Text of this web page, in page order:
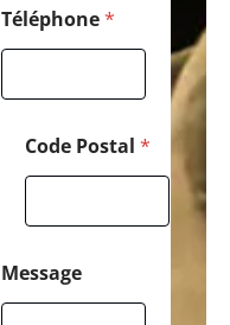
Téléphone*
Code Postal *
Message